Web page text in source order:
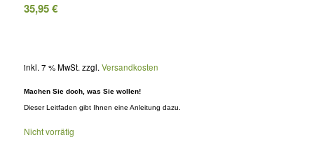
35,95€
inkl. 7 % MwSt. zzgl. Versandkosten
Machen Sie doch, was Sie wollen!
Dieser Leitfaden gibt Ihnen eine Anleitung dazu.
Nicht vorrätig